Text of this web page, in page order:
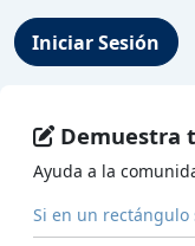
Iniciar Sesión
Demuestra
Ayuda a la
Si en un